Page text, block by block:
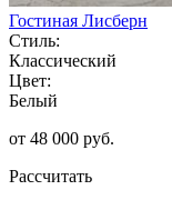
Гостиная Лисберн
Стиль:
Классический
Цвет:
Белый
от 48 000 руб.
Рассчитать